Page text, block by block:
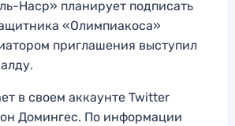
Наср» планирует подписать
«Олимпиакоса»
приглашения выступил
в своем аккаунте Twitter
Домингес. По информации